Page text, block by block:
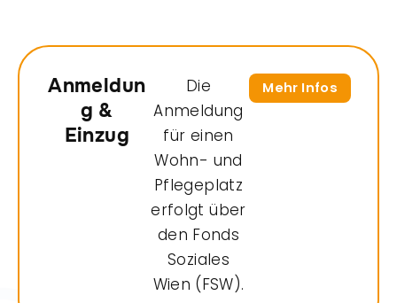
Anmeldun
g &
Einzug
Die
Anmeldung
für einen
Wohn- und
Pflegeplatz
erfolgt über
den Fonds
Soziales
Wien (FSW).
Mehr Infos